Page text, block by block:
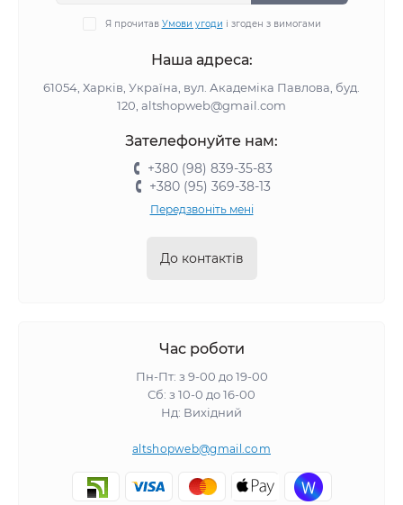
Я прочитав Умови угоди і згоден з вимогами
Наша адреса:
61054, Харків, Україна, вул. Академіка Павлова, буд.
120, altshopweb@gmail.com
Зателефонуйте нам:
+380 (98) 839-35-83
+380 (95) 369-38-13
Передзвоніть мені
До контактів
Час роботи
Пн-Пт: з 9-00 до 19-00
Сб: з 10-0 до 16-00
Нд: Вихідний
altshopweb@gmail.com